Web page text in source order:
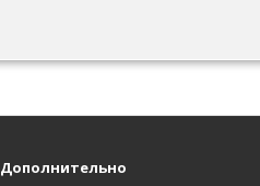
Дополнительно